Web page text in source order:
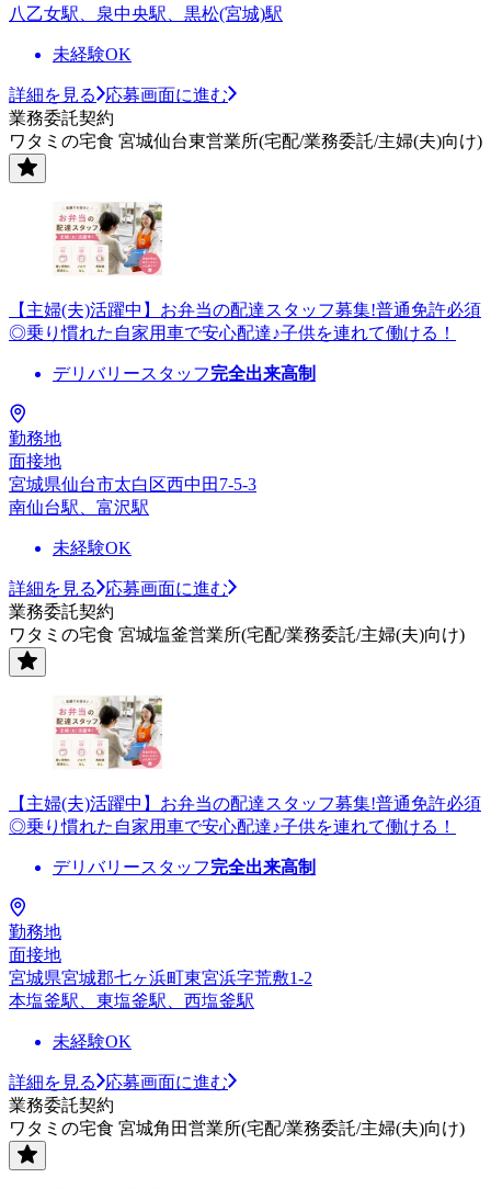
八乙女駅、泉中央駅、黒松(宮城)駅
未経験OK
詳細を見る
応募画面に進む
業務委託契約
ワタミの宅食 宮城仙台東営業所(宅配/業務委託/主婦(夫)向け)
【主婦(夫)活躍中】お弁当の配達スタッフ募集!普通免許必須
◎乗り慣れた自家用車で安心配達♪子供を連れて働ける！
デリバリースタッフ完全出来高制
勤務地
面接地
宮城県仙台市太白区西中田7-5-3
南仙台駅、富沢駅
未経験OK
詳細を見る
応募画面に進む
業務委託契約
ワタミの宅食 宮城塩釜営業所(宅配/業務委託/主婦(夫)向け)
【主婦(夫)活躍中】お弁当の配達スタッフ募集!普通免許必須
◎乗り慣れた自家用車で安心配達♪子供を連れて働ける！
デリバリースタッフ完全出来高制
勤務地
面接地
宮城県宮城郡七ヶ浜町東宮浜字荒敷1-2
本塩釜駅、東塩釜駅、西塩釜駅
未経験OK
詳細を見る
応募画面に進む
業務委託契約
ワタミの宅食 宮城角田営業所(宅配/業務委託/主婦(夫)向け)